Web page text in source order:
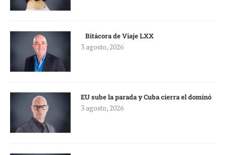
Bitácora de Viaje LXX
3 agosto, 2026
EU sube la parada y Cuba cierra el dominó
3 agosto, 2026